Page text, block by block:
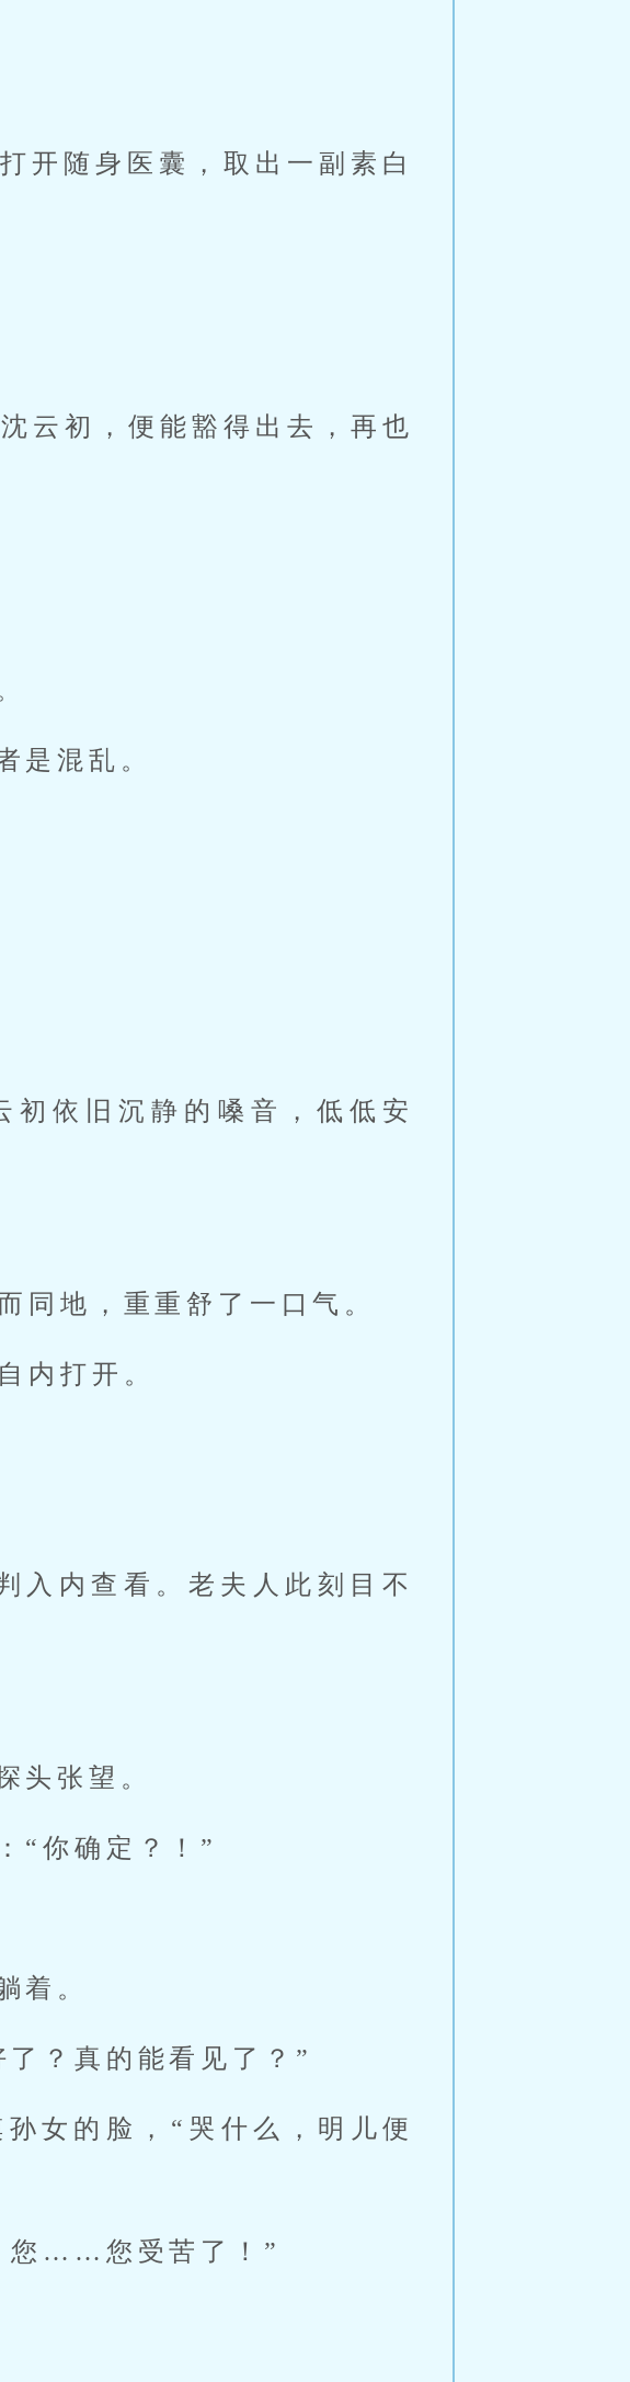
开随身医囊，取出一副素白
云初，便能豁得出去，再也
是混乱。
初依旧沉静的嗓音，低低安
同地，重重舒了一口气。
内打开。
入内查看。老夫人此刻目不
头张望。
“你确定？！”
着。
？真的能看见了？”
女的脸，“哭什么，明儿便
您……您受苦了！”